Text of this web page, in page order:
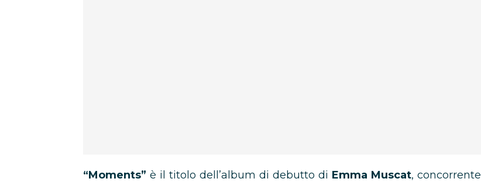
“Moments” è il titolo dell’album di debutto di Emma Muscat, concorrente